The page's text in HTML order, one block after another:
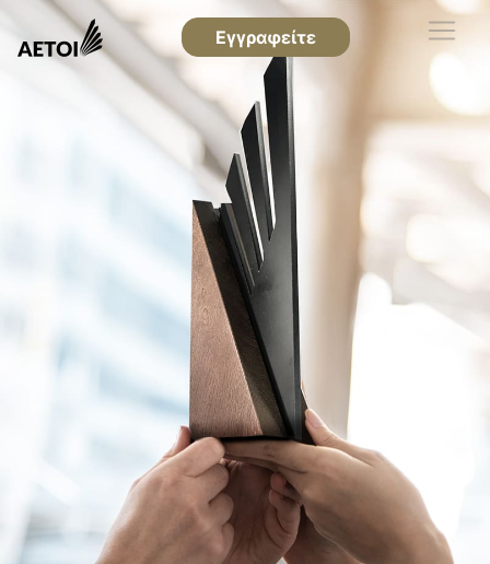
Εγγραφείτε